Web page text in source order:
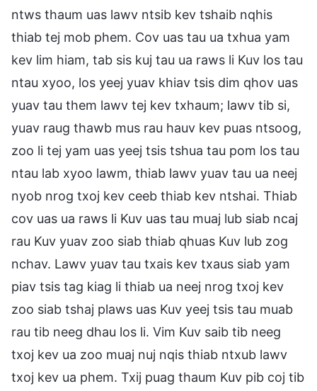
ntws thaum uas lawv ntsib kev tshaib nqhis
thiab tej mob phem. Cov uas tau ua txhua yam
kev lim hiam, tab sis kuj tau ua raws li Kuv los tau
ntau xyoo, los yeej yuav khiav tsis dim qhov uas
yuav tau them lawv tej kev txhaum; lawv tib si,
yuav raug thawb mus rau hauv kev puas ntsoog,
zoo li tej yam uas yeej tsis tshua tau pom los tau
ntau lab xyoo lawm, thiab lawv yuav tau ua neej
nyob nrog txoj kev ceeb thiab kev ntshai. Thiab
cov uas ua raws li Kuv uas tau muaj lub siab ncaj
rau Kuv yuav zoo siab thiab qhuas Kuv lub zog
nchav. Lawv yuav tau txais kev txaus siab yam
piav tsis tag kiag li thiab ua neej nrog txoj kev
zoo siab tshaj plaws uas Kuv yeej tsis tau muab
rau tib neeg dhau los li. Vim Kuv saib tib neeg
txoj kev ua zoo muaj nuj nqis thiab ntxub lawv
txoj kev ua phem. Txij puag thaum Kuv pib coj tib